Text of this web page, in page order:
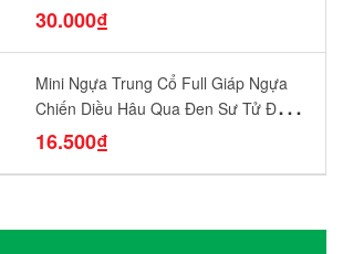
Chơi Lắp Ráp Mô Hình Yêu Thích
30.000₫
Mini Ngựa Trung Cổ Full Giáp Ngựa
Chiến Diều Hâu Quạ Đen Sư Tử Đỏ
N1003 - N1005 Đồ Chơi Lắp Ráp Mô
16.500₫